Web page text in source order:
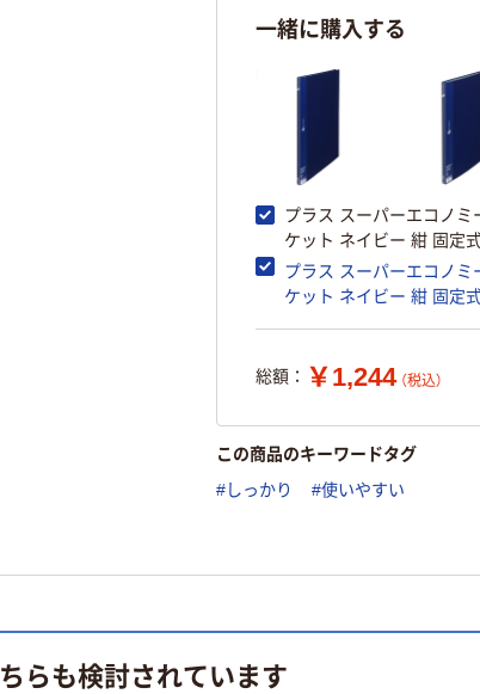
一緒に購入する
プラス スーパーエコノ
ケット ネイビー 紺 固定
プラス スーパーエコノ
ケット ネイビー 紺 固定
総額： ￥1,244 （税込）
この商品のキーワードタグ
#しっかり #使いやすい
らも検討されています